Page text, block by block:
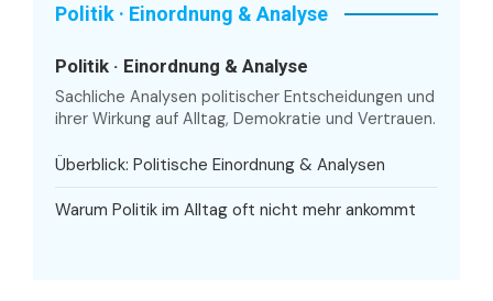
Politik · Einordnung & Analyse
Politik · Einordnung & Analyse
Sachliche Analysen politischer Entscheidungen und
ihrer Wirkung auf Alltag, Demokratie und Vertrauen.
Überblick: Politische Einordnung & Analysen
Warum Politik im Alltag oft nicht mehr ankommt